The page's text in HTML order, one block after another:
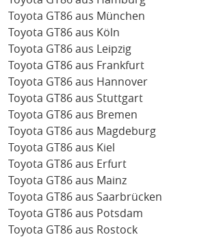
Toyota GT86 aus München
Toyota GT86 aus Köln
Toyota GT86 aus Leipzig
Toyota GT86 aus Frankfurt
Toyota GT86 aus Hannover
Toyota GT86 aus Stuttgart
Toyota GT86 aus Bremen
Toyota GT86 aus Magdeburg
Toyota GT86 aus Kiel
Toyota GT86 aus Erfurt
Toyota GT86 aus Mainz
Toyota GT86 aus Saarbrücken
Toyota GT86 aus Potsdam
Toyota GT86 aus Rostock